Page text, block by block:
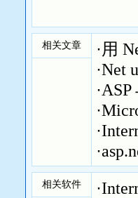
相关文章 ·用
·Net
·ASP
·
·
·
相关软件 ·